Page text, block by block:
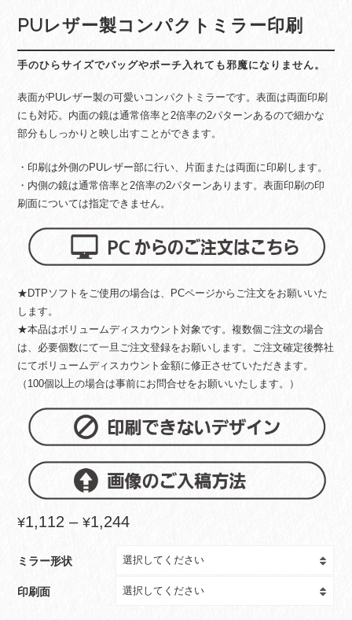
PUレザー製コンパクトミラー印刷
手のひらサイズでバッグやポーチ入れても邪魔になりません。
表面がPUレザー製の可愛いコンパクトミラーです。表面は両面印刷
にも対応。内面の鏡は通常倍率と2倍率の2パターンあるので細かな
部分もしっかりと映し出すことができます。
・印刷は外側のPUレザー部に行い、片面または両面に印刷します。
・内側の鏡は通常倍率と2倍率の2パターンあります。表面印刷の印
刷面については指定できません。
★DTPソフトをご使用の場合は、PCページからご注文をお願いいた
します。
★本品はボリュームディスカウント対象です。複数個ご注文の場合
は、必要個数にて一旦ご注文登録をお願いします。ご注文確定後弊社
にてボリュームディスカウント金額に修正させていただきます。
（100個以上の場合は事前にお問合せをお願いいたします。）
¥1,112 –¥1,244価
帯:
¥1,112
¥1,244
ミラー形状
印刷面